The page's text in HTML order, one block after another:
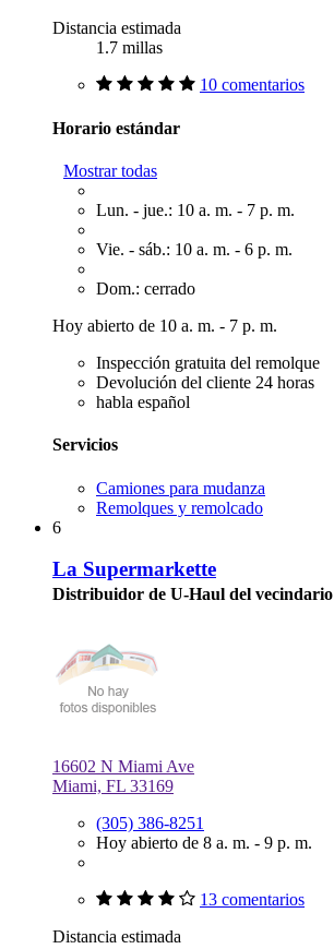
Distancia estimada
1.7 millas
10 comentarios
Horario estándar
Mostrar todas
Lun. - jue.: 10 a. m. - 7 p. m.
Vie. - sáb.: 10 a. m. - 6 p. m.
Dom.: cerrado
Hoy abierto de 10 a. m. - 7 p. m.
Inspección gratuita del remolque
Devolución del cliente 24 horas
habla español
Servicios
Camiones para mudanza
Remolques y remolcado
6
La Supermarkette
Distribuidor de U-Haul del vecindario
16602 N Miami Ave
Miami, FL 33169
(305) 386-8251
Hoy abierto de 8 a. m. - 9 p. m.
13 comentarios
Distancia estimada